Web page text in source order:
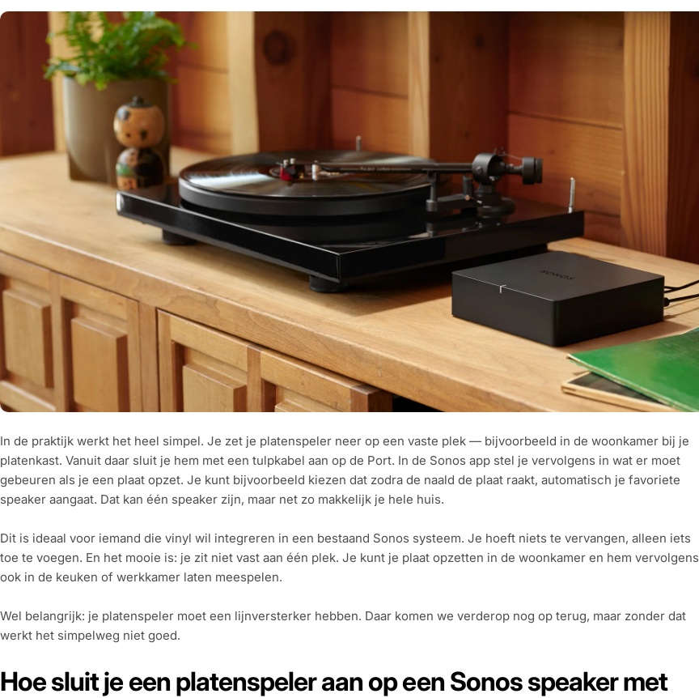
In de praktijk werkt het heel simpel. Je zet je platenspeler neer op een vaste plek — bijvoorbeeld in de woonkamer bij je
platenkast. Vanuit daar sluit je hem met een tulpkabel aan op de Port. In de Sonos app stel je vervolgens in wat er moet
gebeuren als je een plaat opzet. Je kunt bijvoorbeeld kiezen dat zodra de naald de plaat raakt, automatisch je favoriete
speaker aangaat. Dat kan één speaker zijn, maar net zo makkelijk je hele huis.
Dit is ideaal voor iemand die vinyl wil integreren in een bestaand Sonos systeem. Je hoeft niets te vervangen, alleen iets
toe te voegen. En het mooie is: je zit niet vast aan één plek. Je kunt je plaat opzetten in de woonkamer en hem vervolgens
ook in de keuken of werkkamer laten meespelen.
Wel belangrijk: je platenspeler moet een lijnversterker hebben. Daar komen we verderop nog op terug, maar zonder dat
werkt het simpelweg niet goed.
Hoe sluit je een platenspeler aan op een Sonos speaker met